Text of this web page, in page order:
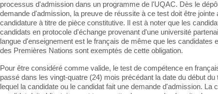
processus d'admission dans un programme de l'UQAC. Dès le
demande d'admission, la preuve de réussite à ce test doit être jointe
candidature à titre de pièce constitutive. Il est à noter que les
candidats en protocole d'échange provenant d'une université
langue d'enseignement est le français de même que les candidates
des Premières Nations sont exemptés de cette obligation.
Pour être considéré comme valide, le test de compétence en
passé dans les vingt-quatre (24) mois précédant la date du début du
lequel la candidate ou le candidat fait une demande d'admission. La